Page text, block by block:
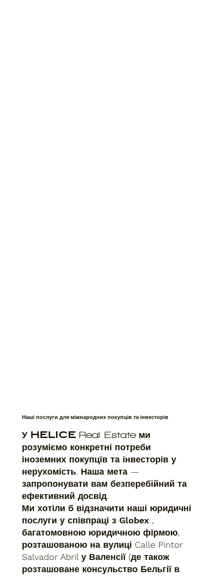
Наші послуги для міжнародних покупців та інвесторів
У HELICE Real Estateми
розуміємо конкретні потреби
іноземних покупців та інвесторів у
нерухомість. Наша мета —
запропонувати вам безперебійний та
ефективний досвід.
Ми хотіли б відзначити наші юридичні
послуги у співпраці з Globex,
багатомовною юридичною фірмою,
розташованою на вулиці Calle Pintor
Salvador Abril у Валенсії (де також
розташоване консульство Бельгії в